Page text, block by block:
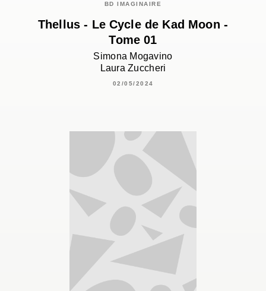
BD IMAGINAIRE
Thellus - Le Cycle de Kad Moon -
Tome 01
Simona Mogavino
Laura Zuccheri
02/05/2024